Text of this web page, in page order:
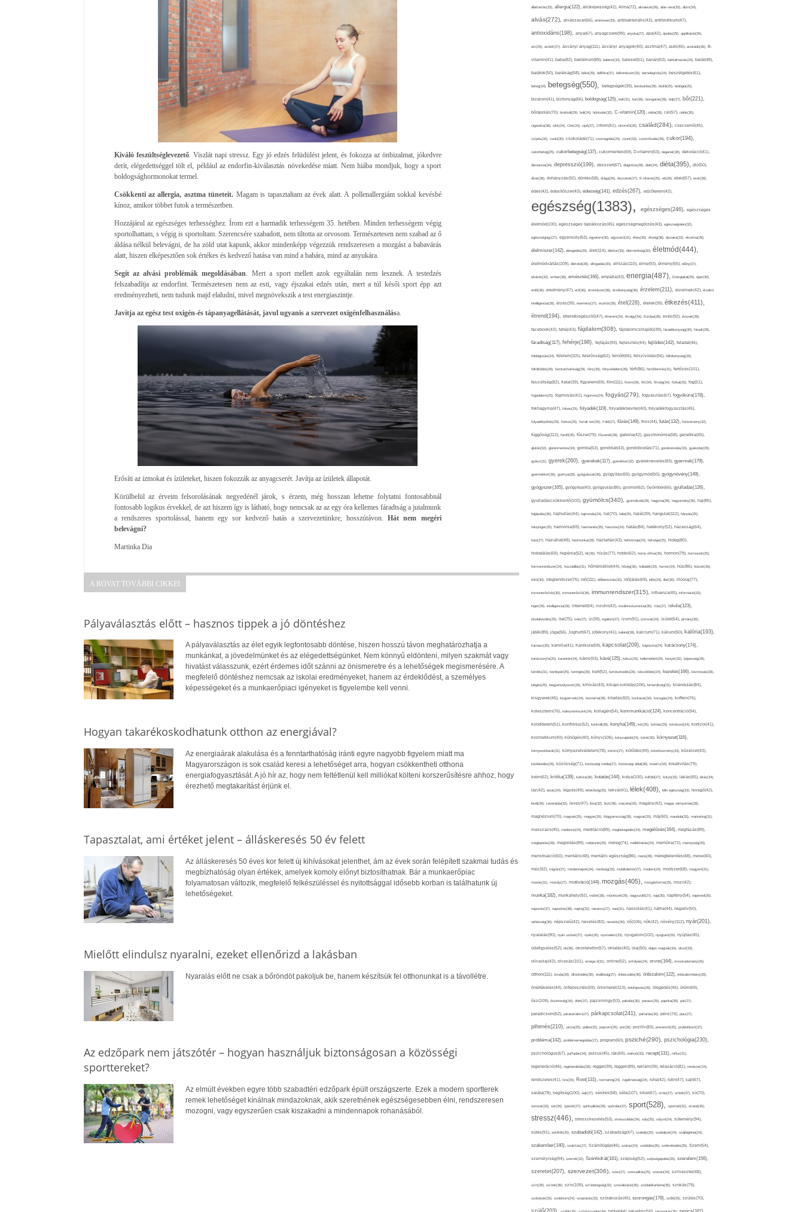
Kiváló feszültséglevezető. Viszlát napi stressz. Egy jó edzés felüdülést jelent, és fokozza az önbizalmat, jókedvre
derít, elégedettséggel tölt el, például az endorfin-kiválasztás növekedése miatt. Nem hiába mondjuk, hogy a sport
boldogsághormonokat termel.
Csökkenti az allergia, asztma tüneteit. Magam is tapasztaltam az évek alatt. A pollenallergiám sokkal kevésbé
kínoz, amikor többet futok a természetben.
Hozzájárul az egészséges terhességhez. Írom ezt a harmadik terhességem 35. hetében. Minden terhességem végig
sportolhattam, s végig is sportoltam. Szerencsére szabadott, nem tiltotta az orvosom. Természetesen nem szabad az ő
áldása nélkül belevágni, de ha zöld utat kapunk, akkor mindenképp végezzük rendszeresen a mozgást a babavárás
alatt, hiszen elképesztően sok értékes és kedvező hatása van mind a babára, mind az anyukára.
Segít az alvási problémák megoldásában . Mert a sport mellett azok egyáltalán nem lesznek. A testedzés
felszabadítja az endorfint. Természetesen nem az esti, vagy éjszakai edzés után, mert a túl késői sport épp azt
eredményezheti, nem tudunk majd elaludni, mivel megnövekszik a test energiaszintje.
Javítja az egész test oxigén-és tápanyagellátását, javul ugyanis a szervezet oxigénfelhasználása.
Erősíti az izmokat és ízületeket, hiszen fokozzák az anyagcserét. Javítja az ízületek állapotát.
Körülbelül az érveim felsorolásának negyedénél járok, s érzem, még hosszan lehetne folytatni fontosabbnál
fontosabb logikus érvekkel, de azt hiszem így is látható, hogy nemcsak az az egy óra kellemes fáradtság a jutalmunk
a rendszeres sportolással, hanem egy sor kedvező hatás a szervezetünkre, hosszútávon.Hát nem megéri
belevágni?
Martinka Dia
A ROVAT TOVÁBBI CIKKEI
Pályaválasztás előtt – hasznos tippek a jó döntéshez
A pályaválasztás az élet egyik legfontosabb döntése, hiszen hosszú távon meghatározhatja a
munkánkat, a jövedelmünket és az elégedettségünket. Nem könnyű eldönteni, milyen szakmát vagy
hivatást válasszunk, ezért érdemes időt szánni az önismeretre és a lehetőségek megismerésére. A
megfelelő döntéshez nemcsak az iskolai eredményeket, hanem az érdeklődést, a személyes
képességeket és a munkaerőpiaci igényeket is figyelembe kell venni.
Hogyan takarékoskodhatunk otthon az energiával?
Az energiaárak alakulása és a fenntarthatóság iránti egyre nagyobb figyelem miatt ma
Magyarországon is sok család keresi a lehetőséget arra, hogyan csökkentheti otthona
energiafogyasztását. A jó hír az, hogy nem feltétlenül kell milliókat költeni korszerűsítésre ahhoz, hogy
érezhető megtakarítást érjünk el.
Tapasztalat, ami értéket jelent – álláskeresés 50 év felett
Az álláskeresés 50 éves kor felett új kihívásokat jelenthet, ám az évek során felépített szakmai tudás és
megbízhatóság olyan értékek, amelyek komoly előnyt biztosíthatnak. Bár a munkaerőpiac
folyamatosan változik, megfelelő felkészüléssel és nyitottsággal idősebb korban is találhatunk új
lehetőségeket.
Mielőtt elindulsz nyaralni, ezeket ellenőrizd a lakásban
Nyaralás előtt ne csak a bőröndöt pakoljuk be, hanem készítsük fel otthonunkat is a távollétre.
Az edzőpark nem játszótér – hogyan használjuk biztonságosan a közösségi
sporttereket?
Az elmúlt években egyre több szabadtéri edzőpark épült országszerte. Ezek a modern sportterek
remek lehetőséget kínálnak mindazoknak, akik szeretnének egészségesebben élni, rendszeresen
mozogni, vagy egyszerűen csak kiszakadni a mindennapok rohanásából.
állattartás(33), allergia(122), állóképesség(42), Alma(72), almaecet(26), aloe vera(33), álom(34),
alvás(272), alvászavar(66), aminosav(33), antibakteriális(42), antibiotikum(47),
antioxidáns(198), anya(67), anyagcsere(99), anyuka(27), apa(42), ápolás(29), applikáció(26),
arc(29), arcbőr(27), ásványi anyag(111), ásványi anyagok(40), asztma(47), autó(46), avokádó(36), B-
vitamin(41), baba(82), baktérium(89), balaton(34), baleset(51), banán(53), bántalmazás(24), barát(48),
barátok(50), barátság(58), béke(29), bélflóra(37), bélrendszer(33), bemelegítés(24), beszélgetés(61),
beteg(34), betegség(550), betegségek(39), bevásárlás(28), bicikli(25), biológia(25),
bizalom(41), biztonság(66), boldogság(125), bolt(31), bor(36), borogatás(28), böjt(27), bőr(221),
bőrápolás(70), brokkoli(29), buli(24), bűntudat(32), C-vitamin(120), cékla(28), cél(57), célok(30),
cigaretta(38), cikk(24), Cink(24), cipő(37), citrom(61), citromfű(26), család(284), csecsemő(45),
csípés(26), csoki(35), csokoládé(71), csomagolás(24), csont(33), csontritkulás(36), cukor(194),
cukorbeteg(25), cukorbetegség(137), cukormentes(69), D-vitamin(53), daganat(36), dekoráció(41),
demencia(34), depresszió(199), desszert(67), diagnózis(28), diák(24), diéta(395), dió(50),
divat(38), dohányzás(92), döntés(58), drága(26), duzzanat(27), E-vitamin(25), eb(26), ebéd(57), ecet(38),
édes(42), édesítőszer(43), édesség(141), edzés(267), edzőterem(42),
egészség(1383), egészséges(246), egészséges
életmód(100), egészséges táplálkozás(45), egészségmegőrzés(43), egészségtelen(32),
egészségügy(27), egyensúly(63), egyetem(30), egyszerű(31), éhes(30), éhség(38), éjszaka(33), ekcéma(26),
élelmiszer(142), elengedés(29), élet(114), életkor(30), életminőség(30), életmód(444),
életmódváltás(109), életvitel(28), elfogadás(30), elhízás(110), elme(93), élmény(55), előny(37),
elvárás(32), ember(38), emésztés(166), empátia(43), energia(487), Energiaital(29), eper(30),
erdő(36), eredmény(47), erő(36), érrendszer(36), érzékenység(36), érzelem(211), érzelmek(42), érzelmi
intelligencia(28), érzés(39), esemény(27), eszköz(28), étel(228), ételek(39), étkezés(411),
étrend(194), étrendkiegészítő(47), étterem(24), étvágy(34), Európa(28), evés(92), évszak(28),
facebook(42), fahéj(43), fájdalom(308), fájdalomcsillapító(39), fáradékonyság(30), fáradt(28),
fáradtság(117), fehérje(198), fejfájás(93), fejlesztés(44), fejlődés(142), feladat(46),
feldolgozás(24), félelem(115), felelősség(62), felnőtt(66), felszívódás(56), féltékenység(26),
feltöltődés(29), fenntarthatóság(29), fény(36), fényvédelem(28), férfi(86), fertőtlenítés(31), fertőzés(101),
feszültség(82), fiatal(39), figyelem(69), film(111), finom(26), fitt(34), fittség(34), fizikai(25), fog(51),
fogadalom(25), fogmosás(41), fogorvos(24), fogyás(279), fogyasztás(67), fogyókúra(178),
fokhagyma(47), folsav(25), folyadék(119), folyadékbevitel(40), folyadékfogyasztás(45),
folyadékpótlás(29), fontos(25), forralt bor(26), Föld(27), főzés(149), friss(44), futás(132), futóverseny(32),
függőség(112), fürdő(26), fűszer(79), fűszerek(28), gabona(42), gasztronómia(58), genetika(45),
glutén(32), gluténmentes(34), gomba(53), gondolat(43), gondolkodás(71), gondoskodás(33), gyakorlat(29),
gyász(31), gyerek(260), gyerekek(117), gyerekkor(32), gyereknevelés(83), gyermek(179),
gyermekkor(36), gyertya(28), gyógyászat(36), gyógyítás(69), gyógymód(50), gyógynövény(149),
gyógyszer(165), gyógytea(40), gyógyulás(85), gyomor(62), Gyömbér(66), gyulladás(126),
gyulladáscsökkentő(102), gyümölcs(340), gyümölcslé(28), hagyma(28), hagyomány(36), haj(85),
hajápolás(36), hajhullás(44), hajmosás(24), hal(70), hála(25), halál(39), hangulat(112), hányás(25),
hányinger(25), harmónia(69), hasmenés(35), hasznos(24), hatás(84), hatékony(52), házasság(64),
házi(27), háziállat(48), házimunka(28), háztartás(43), hétköznap(24), hétvége(25), hideg(80),
hidratálás(69), higiénia(52), hit(26), hízás(77), hobbi(62), home office(26), hormon(79), hormonok(25),
hormonrendszer(24), hozzáállás(31), hőmérséklet(44), hőség(36), hulladék(33), humor(24), hús(86), húsvét(36),
hűtő(30), idegrendszer(75), idő(111), időbeosztás(32), időjárás(69), idős(24), illat(30), illóolaj(77),
immunerősítés(30), immunerősítő(36), immunrendszer(315), influenza(45), információ(33),
inger(29), intelligencia(28), internet(64), inzulin(42), inzulinrezisztencia(35), írás(27), iskola(123),
iskolakezdés(25), ital(75), ivás(27), íz(39), izgalom(27), izom(91), izomzat(24), ízület(54), járvány(35),
játék(89), jóga(56), Joghurt(67), jótékony(41), kaland(28), kalcium(71), kálium(50), kalória(193),
kamasz(30), kamilla(41), Kánikula(59), kapcsolat(209), káposzta(24), karácsony(174),
karácsonyfa(25), karantén(34), káros(53), kávé(125), keksz(29), kellemetlen(29), kenyér(32), képesség(28),
kérdés(31), kerékpár(25), keringés(26), kert(52), kertészkedés(26), készülődés(24), kezelés(166), kézmosás(28),
kiégés(25), kiegyensúlyozott(26), kihívás(43), kikapcsolódás(106), kimerültség(31), kirándulás(84),
kisgyerek(45), kisgyermek(34), kismama(38), kitartás(50), kockázat(34), kocogás(24), koffein(76),
koleszterin(76), koleszterinszint(24), kollagén(54), kommunikáció(124), koncentráció(94),
konditerem(51), konfliktus(52), kontroll(28), konyha(149), kór(25), kórház(29), kórokozó(24), kortizol(41),
kozmetikum(40), köhögés(40), könyv(106), könyvajánló(24), köret(30), környezet(116),
környezetbarát(31), környezetvédelem(78), köröm(27), kötődés(49), következmény(33), közérzet(43),
közlekedés(26), közösség(71), közösségi média(27), közösségi oldal(38), kreatív(34), kreativitás(79),
krém(62), kritika(139), kultúra(36), kutatás(144), kutya(100), külföld(27), kütyü(33), lakás(65), látás(34),
láz(42), lazac(24), légzés(49), lehetőség(25), lekvár(41), lélek(408), lelki egészség(33), levegő(42),
levél(28), Levendula(32), leves(47), lista(32), liszt(36), macska(33), magány(42), magas vérnyomás(28),
magnézium(70), magvak(25), magyar(25), Magyarország(28), magzat(25), máj(60), mandula(33), marketing(31),
masszázs(45), medence(24), meditáció(89), megbetegedés(24), megelőzés(164), megfázás(89),
meglepetés(28), megoldás(89), melatonin(29), meleg(74), mellékhatás(24), memória(72), mennyiség(26),
menstruáció(50), mentális(48), mentális egészség(86), menü(28), méregtelenítés(48), mese(40),
méz(92), migrén(27), mindennapok(34), minőség(33), mobiltelefon(27), modern(24), módszer(68), mogyoró(31),
mosás(31), mosoly(27), motiváció(144), mozgás(405), mozgásforma(25), mozi(42),
munka(182), munkahely(92), műtét(38), művészet(29), nagyszülő(27), nap(35), napfény(54), napirend(35),
napozás(37), napsütés(38), naptej(32), narancs(27), nasi(31), nassolás(41), nátha(44), negatív(50),
nehézség(36), népszerű(42), nevelés(83), nevetés(30), nő(106), nők(42), növény(112), nyár(201),
nyaralás(90), nyári szünet(27), nyelv(26), nyomelem(33), nyugalom(102), nyugtató(29), nyújtás(45),
odafigyelés(52), ok(36), okostelefon(57), oktatás(40), olaj(50), olajos magvak(34), olcsó(33),
olívaolaj(42), olvasás(101), omega-3(31), online(52), orrfolyás(24), orvos(164), orvostudomány(26),
otthon(111), óvoda(26), öltözködés(35), önállóság(27), önbecsülés(36), önbizalom(122), önbizalomhiány(28),
önértékelés(44), önfejlesztés(59), önismeret(113), önkifejezés(26), öregedés(46), öröm(69),
ősz(109), őszinteség(34), ötlet(37), pajzsmirigy(53), pakolás(30), panasz(25), paprika(28), pár(27),
paradicsom(52), páratartalom(27), párkapcsolat(241), pattanás(30), pénz(74), piac(27),
pihenés(210), pizza(25), pollen(32), popcorn(35), por(26), pozitív(83), prevenció(25), probiotikum(37),
probléma(142), problémamegoldás(27), program(60), psziché(290), pszichológia(230),
pszichológus(67), puffadás(34), pulzus(45), rák(69), reakció(33), recept(131), reflux(31),
regeneráció(46), regenerálódás(28), reggel(39), reggeli(89), reklám(39), relaxáció(81), rendszer(24),
rendszeres(41), rizs(34), Rost(131), rozmaring(24), rugalmasság(24), ruha(42), rutin(47), sajt(67),
saláta(78), segítség(100), sejt(27), sérülés(58), séta(107), siker(67), sírás(27), smink(37), só(70),
sorozat(33), sör(26), spenót(27), spiritualitás(28), spórolás(37), sport(528), sportoló(31), strand(35),
stressz(446), stresszkezelés(53), stresszoldás(34), súly(25), súlyzó(24), sütemény(94),
sütés(91), sütőtök(25), szabadidő(142), szabadság(47), szabály(25), szabályok(24), szájhigiénia(24),
szakember(140), szakítás(27), Számítógép(46), száraz(24), szédülés(35), székrekedés(25), Szem(54),
személyiség(94), szemét(32), Szénhidrát(181), szépség(52), szépségápolás(26), szerelem(156),
szeretet(207), szervezet(306), szex(27), szexualitás(25), szezon(34), szilveszter(48),
szín(28), színek(36), szív(109), szívbetegség(32), szocializáció(30), szódabikarbóna(35), szokás(79),
szokások(33), szolárium(24), szoptatás(33), szórakozás(45), szorongás(178), szőlő(25), szülés(70),